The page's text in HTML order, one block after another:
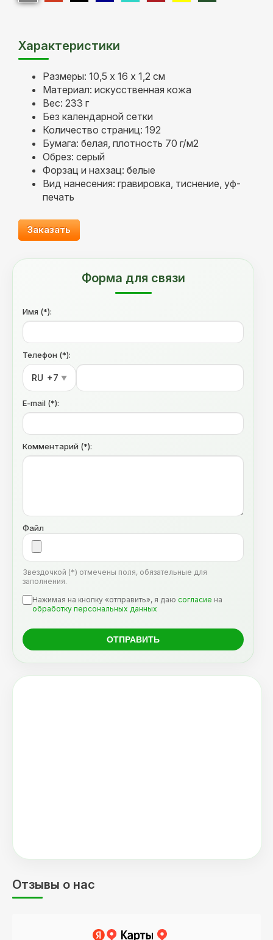
Характеристики
Размеры: 10,5 х 16 х 1,2 см
Материал: искусственная кожа
Вес: 233 г
Без календарной сетки
Количество страниц: 192
Бумага: белая, плотность 70 г/м2
Обрез: серый
Форзац и нахзац: белые
Вид нанесения: гравировка, тиснение, уф-
печать
Заказать
Форма для связи
Имя (*):
Телефон (*):
RU +7 ▼
E-mail (*):
Комментарий (*):
Файл
Звездочкой (*) отмечены поля, обязательные для
заполнения.
Нажимая на кнопку «отправить», я даю согласие на
обработку персональных данных
Отзывы о нас